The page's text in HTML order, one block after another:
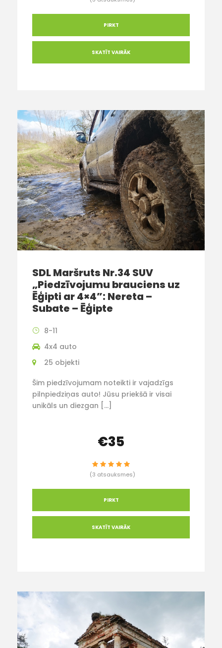
PIRKT
SKATĪT VAIRĀK
SDL Maršruts Nr.34 SUV
„Piedzīvojumu brauciens uz
Ēģipti ar 4×4”: Nereta –
Subate – Ēģipte
8-11
4x4 auto
25 objekti
Šim piedzīvojumam noteikti ir vajadzīgs
pilnpiedziņas auto! Jūsu priekšā ir visai
unikāls un diezgan […]
€35
(3 atsauksmes)
PIRKT
SKATĪT VAIRĀK